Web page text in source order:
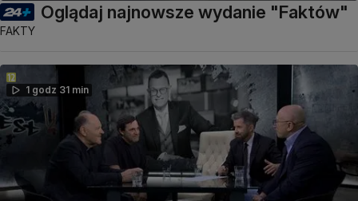
Oglądaj najnowsze wydanie "Faktów"
FAKTY
1 godz 31 min